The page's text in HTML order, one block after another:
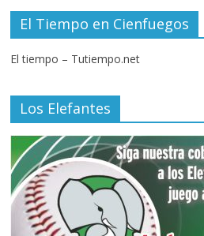
El Tiempo en Cienfuegos
El tiempo – Tutiempo.net
Los Elefantes